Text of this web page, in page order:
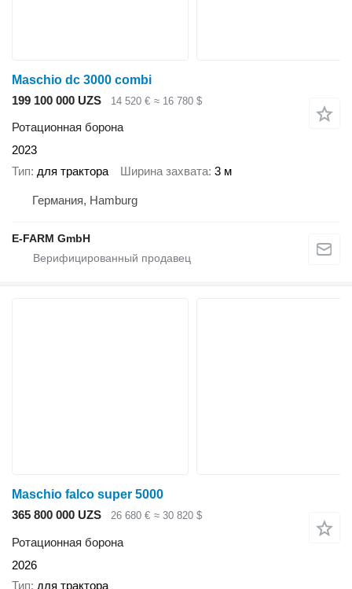
Maschio dc 3000 combi
199 100 000 UZS
14 520 € ≈ 16 780 $
Ротационная борона
2023
Тип для трактора Ширина захвата 3 м
Германия, Hamburg
E-FARM GmbH
Maschio falco super 5000
365 800 000 UZS
26 680 € ≈ 30 820 $
Ротационная борона
2026
Тип для трактора